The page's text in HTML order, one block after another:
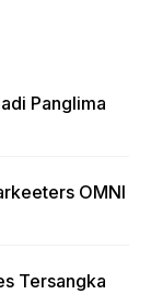
Panglima
OMNI
Tersangka